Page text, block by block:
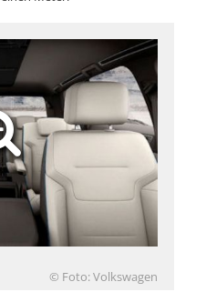
© Foto: Volkswagen